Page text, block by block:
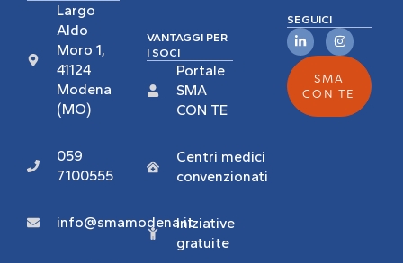
Largo
Aldo
Moro 1,
41124
Modena
(MO)
059
7100555
info@smamodena.it
VANTAGGI PER
I SOCI
Portale
SMA
CON TE
Centri medici
convenzionati
Iniziative
gratuite
SEGUICI
SMA
CON TE